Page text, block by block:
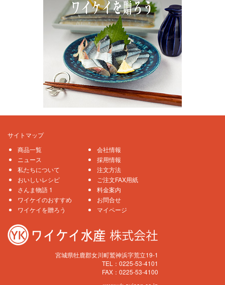
サイトマップ
商品一覧
ニュース
私たちについて
おいしいレシピ
さんま物語 1
ワイケイのおすすめ
ワイケイを贈ろう
会社情報
採用情報
注文方法
ご注文FAX用紙
料金案内
お問合せ
マイページ
宮城県牡鹿郡女川町鷲神浜字荒立19-1
TEL：0225-53-4101
FAX：0225-53-4100